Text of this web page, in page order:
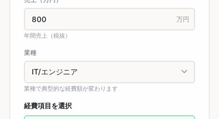
万円
年間売上（税抜）
業種
業種で典型的な経費額が変わります
経費項目を選択